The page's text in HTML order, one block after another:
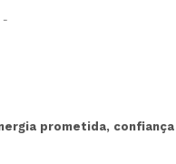
-
prometida,